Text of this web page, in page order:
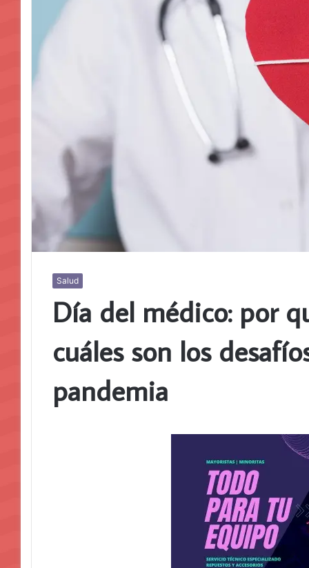
Salud
Día del médico: por
cuáles son los
pandemia